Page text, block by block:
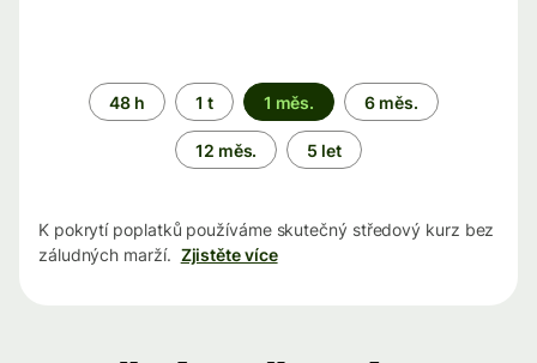
Časové
období
48 h 1 t 1 měs. 6 měs.
12 měs. 5 let
K pokrytí poplatků používáme skutečný středový kurz bez
záludných marží. Zjistěte více